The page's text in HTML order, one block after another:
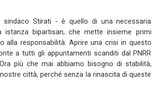
Stirati - è quello di una necessaria
bipartisan, che mette insieme primi
alla responsabilità. Aprire una crisi in questo
a tutti gli appuntamenti scanditi dal PNRR
più che mai abbiamo bisogno di stabilità,
città, perché senza la rinascita di queste